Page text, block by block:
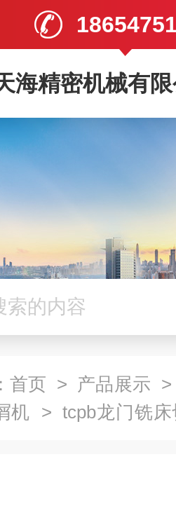
海精密机械有
首页 > 产品展示
机 > tcpb龙门铣床